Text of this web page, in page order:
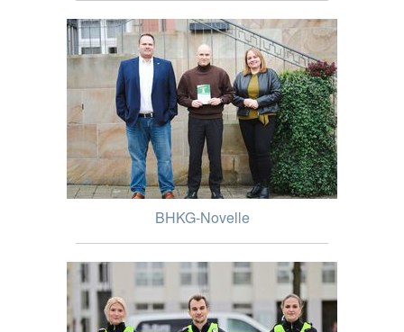
BHKG-Novelle